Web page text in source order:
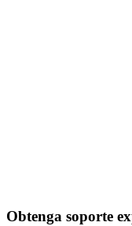
Obtenga soporte